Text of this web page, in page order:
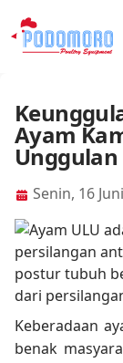
Ayam
Unggulan
Senin, 16
Keberadaan
benak